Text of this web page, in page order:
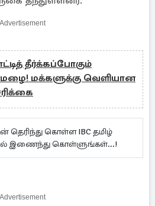
Advertisement
தீர்க்கப்போகும்
மக்களுக்கு வெளியான
தெரிந்து கொள்ள IBC தமிழ்
இல் இணைந்து கொள்ளுங்கள்...!
Advertisement